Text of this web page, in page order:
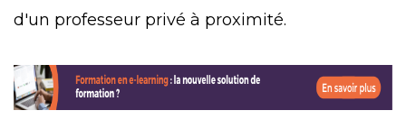
d'un professeur privé à proximité.